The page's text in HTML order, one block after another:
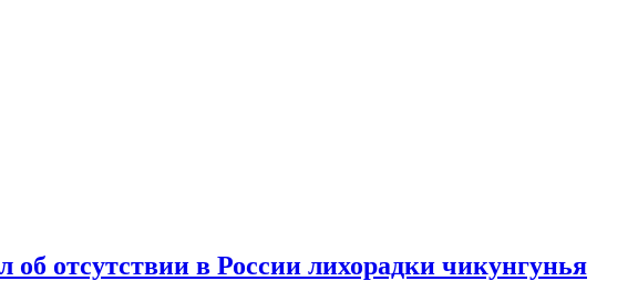
об отсутствии в России лихорадки чикунгунья